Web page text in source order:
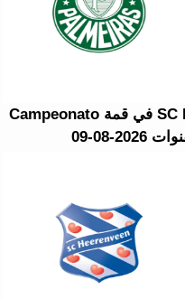
SE Palmeiras ضد SC Internacional في قمة Campeonato